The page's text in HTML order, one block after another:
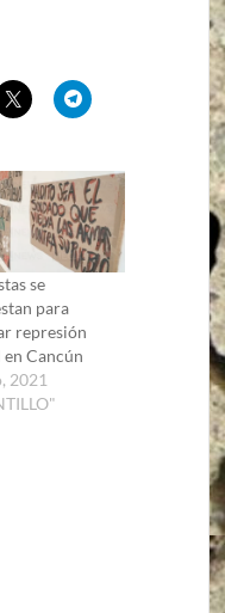
se
para
represión
Cancún
2021